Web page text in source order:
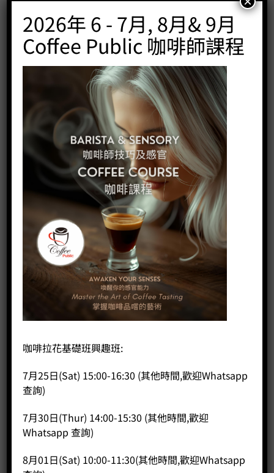
- +
BUY NOW
Astoria storm FRC
- +
2026年 6 - 7月, 8月& 9月
Coffee Public 咖啡師課程
咖啡拉花基礎班興趣班:
7月25日(Sat) 15:00-16:30 (其他時間,歡迎Whatsapp
查詢)
7月30日(Thur) 14:00-15:30 (其他時間,歡迎
Whatsapp 查詢)
8月01日(Sat) 10:00-11:30(其他時間,歡迎Whatsapp